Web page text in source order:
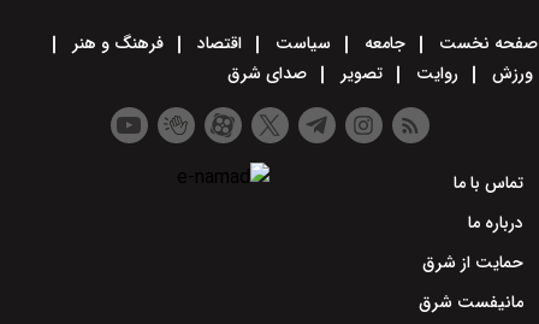
صفحه نخست جامعه سیاست اقتصاد
فرهنگ و هنر
ورزش
روایت تصویر صدای شرق
تماس با ما
درباره ما
حمایت از شرق
مانیفست شرق